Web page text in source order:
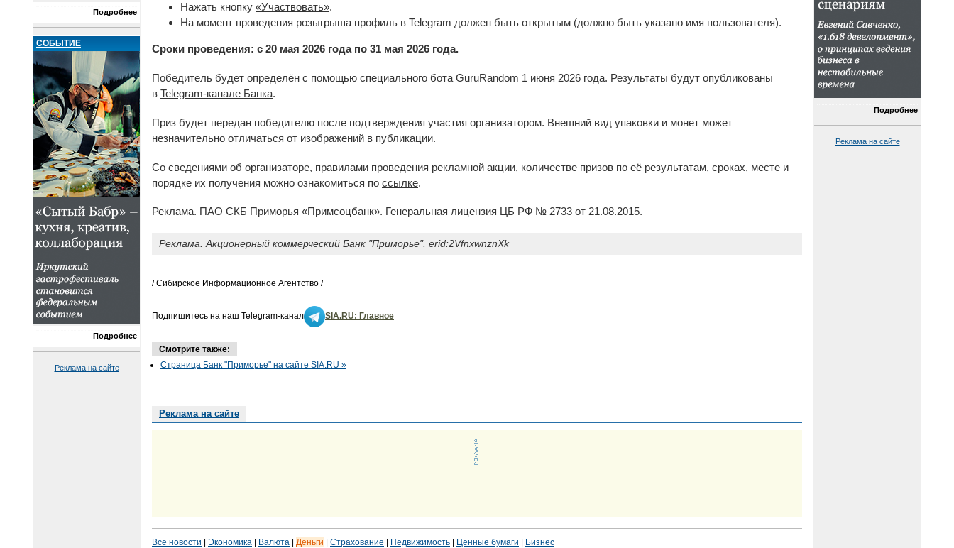
Подробнее
СОБЫТИЕ
Подробнее
Реклама на сайте
Нажать кнопку «Участвовать».
На момент проведения розыгрыша профиль в Telegram должен быть открытым (должно быть указано имя пользователя).
Сроки проведения: с 20 мая 2026 года по 31 мая 2026 года.
Победитель будет определён с помощью специального бота GuruRandom 1 июня 2026 года. Результаты будут опубликованы
в Telegram-канале Банка.
Приз будет передан победителю после подтверждения участия организатором. Внешний вид упаковки и монет может
незначительно отличаться от изображений в публикации.
Со сведениями об организаторе, правилами проведения рекламной акции, количестве призов по её результатам, сроках, месте и
порядке их получения можно ознакомиться по ссылке.
Реклама. ПАО СКБ Приморья «Примсоцбанк». Генеральная лицензия ЦБ РФ № 2733 от 21.08.2015.
Реклама. Акционерный коммерческий Банк "Приморье". erid:2VfnxwnznXk
/ Сибирское Информационное Агентство /
Подпишитесь на наш Telegram-канал SIA.RU: Главное
Смотрите также:
Страница Банк "Приморье" на сайте SIA.RU »
Реклама на сайте
Все новости | Экономика | Валюта | Деньги | Страхование | Недвижимость | Ценные бумаги | Бизнес
Подробнее
Реклама на сайте